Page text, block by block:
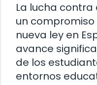
La lucha
un
nueva ley en
avance
de los
entornos